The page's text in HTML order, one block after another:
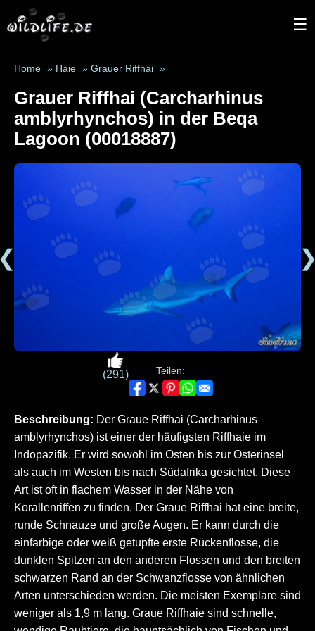
☰
Home » Haie » Grauer Riffhai »
Grauer Riffhai (Carcharhinus
amblyrhynchos) in der Beqa
Lagoon (00018887)
(291) Teilen:
Beschreibung: Der Graue Riffhai (Carcharhinus
amblyrhynchos) ist einer der häufigsten Riffhaie im
Indopazifik. Er wird sowohl im Osten bis zur Osterinsel
als auch im Westen bis nach Südafrika gesichtet. Diese
Art ist oft in flachem Wasser in der Nähe von
Korallenriffen zu finden. Der Graue Riffhai hat eine breite,
runde Schnauze und große Augen. Er kann durch die
einfarbige oder weiß getupfte erste Rückenflosse, die
dunklen Spitzen an den anderen Flossen und den breiten
schwarzen Rand an der Schwanzflosse von ähnlichen
Arten unterschieden werden. Die meisten Exemplare sind
weniger als 1,9 m lang. Graue Riffhaie sind schnelle,